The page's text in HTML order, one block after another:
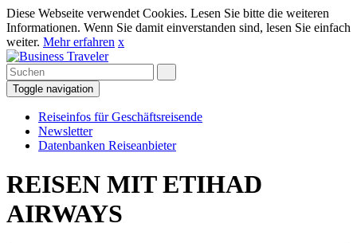
Diese Webseite verwendet Cookies. Lesen Sie bitte die weiteren
Informationen. Wenn Sie damit einverstanden sind, lesen Sie einfach
weiter. Mehr erfahren x
Toggle navigation
Reiseinfos für Geschäftsreisende
Newsletter
Datenbanken Reiseanbieter
REISEN MIT ETIHAD
AIRWAYS